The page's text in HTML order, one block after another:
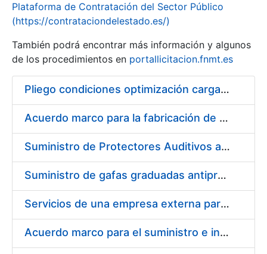
Plataforma de Contratación del Sector Público
(https://contrataciondelestado.es/)
También podrá encontrar más información y algunos
de los procedimientos en portallicitacion.fnmt.es
Pliego condiciones optimización cargas compras firmado
Acuerdo marco para la fabricación de piezas
Suministro de Protectores Auditivos a medida para las personas trabajadoras de los Centros de Trabajo de Madrid y Burgos
Suministro de gafas graduadas antiproyecciones para los trabajadores de la FNMT-RCM en los centros de trabajo de Madrid y Burgos
Servicios de una empresa externa para el asesoramiento y resolución de los recursos de alzada que se presentan relacionados con procesos de selección para la FNMT-RCM
Acuerdo marco para el suministro e instalación de persianas, estores y otros complementos